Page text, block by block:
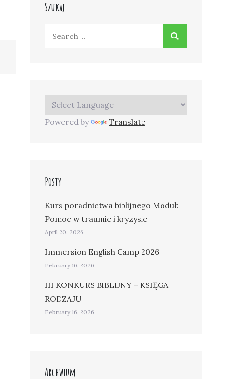
Szukaj
Powered by Translate
Posty
Kurs poradnictwa biblijnego Moduł:
Pomoc w traumie i kryzysie
April 20, 2026
Immersion English Camp 2026
February 16, 2026
III KONKURS BIBLIJNY – KSIĘGA
RODZAJU
February 16, 2026
Archwium